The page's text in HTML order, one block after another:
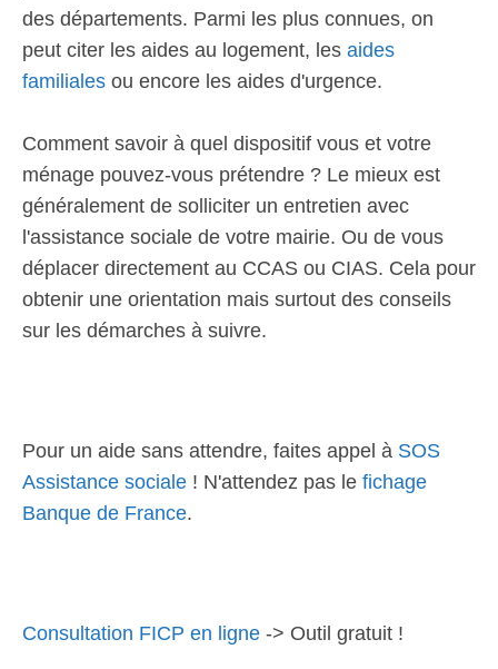
des départements. Parmi les plus connues, on
peut citer les aides au logement, les aides
familiales ou encore les aides d'urgence.
Comment savoir à quel dispositif vous et votre
ménage pouvez-vous prétendre ? Le mieux est
généralement de solliciter un entretien avec
l'assistance sociale de votre mairie. Ou de vous
déplacer directement au CCAS ou CIAS. Cela pour
obtenir une orientation mais surtout des conseils
sur les démarches à suivre.
Pour un aide sans attendre, faites appel à SOS
Assistance sociale ! N'attendez pas le fichage
Banque de France.
Consultation FICP en ligne -> Outil gratuit !